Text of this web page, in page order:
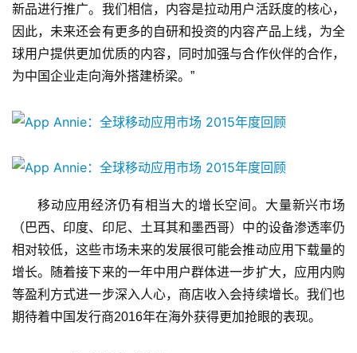
新品进行推广。我们相信，内容是拉动用户活跃度的核心，
因此，未来还会有更多的自研和投资的内容产品上线，为全
球用户提供更加优质的内容，同时加强与合作伙伴的合作，
为中国企业走向海外搭建桥梁。”
移动应用经济仍有相当大的增长空间。大量新兴市场
（巴西、印度、印尼、土耳其和墨西哥）中的设备渗透率仍
相对较低，这些市场未来的发展很可能会推动应用下载量的
增长。随着接下来的一年中用户群体进一步扩大，应用内购
等盈利方式进一步深入人心，商店收入会持续增长。我们也
期待着中国发行商2016年在海外获得更加抢眼的表现。